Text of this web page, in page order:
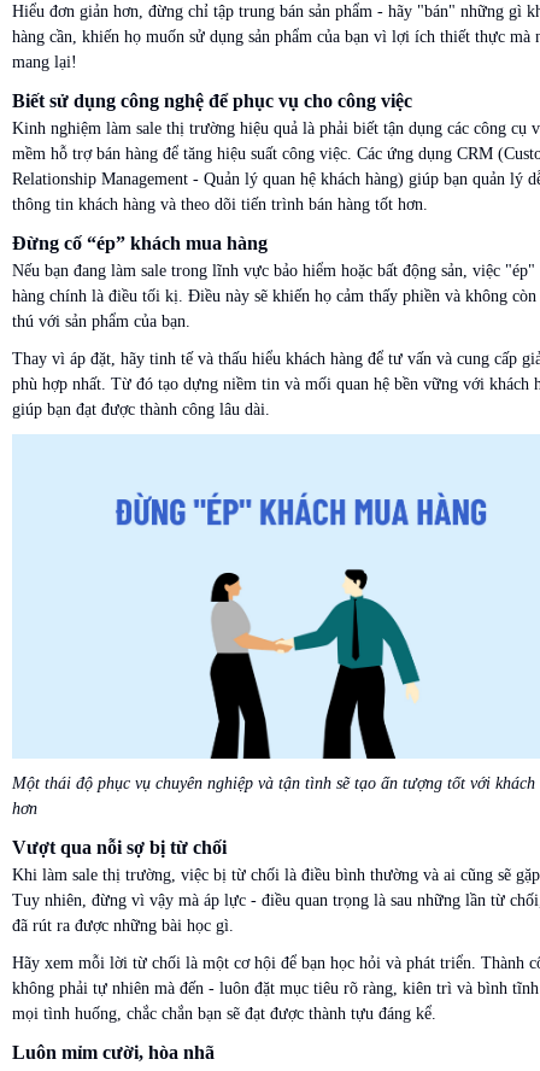
Hiểu đơn giản hơn, đừng chỉ tập trung bán sản phẩm - hãy "bán" những gì
hàng cần, khiến họ muốn sử dụng sản phẩm của bạn vì lợi ích thiết thực mà
mang lại!
Biết sử dụng công nghệ để phục vụ cho công việc
Kinh nghiệm làm sale thị trường hiệu quả là phải biết tận dụng các công cụ
mềm hỗ trợ bán hàng để tăng hiệu suất công việc. Các ứng dụng CRM
Relationship Management - Quản lý quan hệ khách hàng) giúp bạn quản lý
thông tin khách hàng và theo dõi tiến trình bán hàng tốt hơn.
Đừng cố “ép” khách mua hàng
Nếu bạn đang làm sale trong lĩnh vực bảo hiểm hoặc bất động sản, việc "ép"
hàng chính là điều tối kị. Điều này sẽ khiến họ cảm thấy phiền và không
thú với sản phẩm của bạn.
Thay vì áp đặt, hãy tinh tế và thấu hiểu khách hàng để tư vấn và cung cấp
phù hợp nhất. Từ đó tạo dựng niềm tin và mối quan hệ bền vững với khách
giúp bạn đạt được thành công lâu dài.
Một thái độ phục vụ chuyên nghiệp và tận tình sẽ tạo ấn tượng tốt với khách
hơn
Vượt qua nỗi sợ bị từ chối
Khi làm sale thị trường, việc bị từ chối là điều bình thường và ai cũng sẽ
Tuy nhiên, đừng vì vậy mà áp lực - điều quan trọng là sau những lần từ
đã rút ra được những bài học gì.
Hãy xem mỗi lời từ chối là một cơ hội để bạn học hỏi và phát triển. Thành
không phải tự nhiên mà đến - luôn đặt mục tiêu rõ ràng, kiên trì và bình
mọi tình huống, chắc chắn bạn sẽ đạt được thành tựu đáng kể.
Luôn mỉm cười, hòa nhã